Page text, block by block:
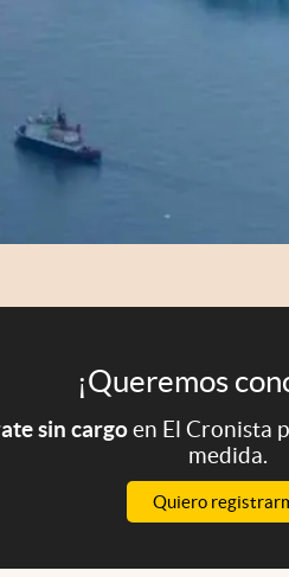
¡Queremos
sin cargoen El Cronista
medida.
Quiero